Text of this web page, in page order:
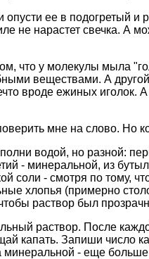
ее в подогретый
не нарастет свечка. А
что у молекулы мыла
веществами. А
вроде ежиных иголок.
мне на слово. Но
водой, но разной:
- минеральной, из
соли - смотря по тому,
хлопья (примерно
раствор был
раствор. После
капать. Запиши
минеральной - еще